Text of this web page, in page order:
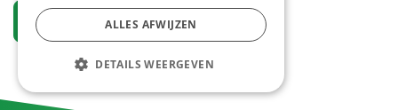
Vraag een account aan
ALLES AFWIJZEN
DETAILS WEERGEVEN